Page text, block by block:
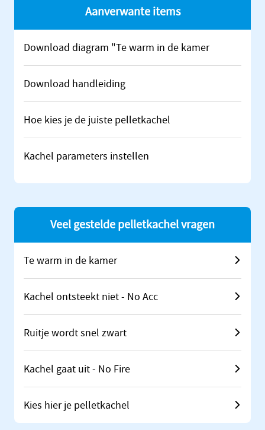
Aanverwante items
Download diagram "Te warm in de kamer
Download handleiding
Hoe kies je de juiste pelletkachel
Kachel parameters instellen
Veel gestelde pelletkachel vragen
Te warm in de kamer
Kachel ontsteekt niet - No Acc
Ruitje wordt snel zwart
Kachel gaat uit - No Fire
Kies hier je pelletkachel